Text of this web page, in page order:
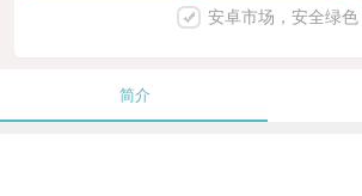
安卓市场，安全绿色
简介